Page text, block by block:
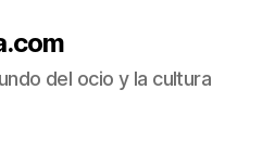
del ocio y la cultura